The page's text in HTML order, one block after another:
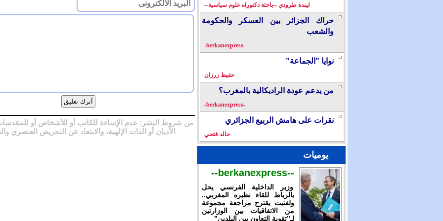
ليندة طرودي --باحثة دكتوراه علوم سياسية--
حراك الجزائر بين العسكر والحكومة
والشعب
-berkanexpress-
نوايا ”الجماعة”
حفيظ زرزان
من يدعم عودة الراديكالية بالمغرب؟
-berkanexpress-
نقرات على هامش الربيع الجزائري
خالد فتحي
يوميات
--berkanexpress--
وزير الداخلية الفرنسي يحل
بالرباط للقاء نظيره المغربي..
ولفتيت يقترح مراجعة مجموعة
من الاتفاقيات بين الوزارتين
لـ”تقوية التعاون بين البلدين”
من شروط النشر: عدم الإساءة للكاتب أو للأشخاص أو
الأديان أو الذات الإلهية، والابتعاد عن التحريض العنصري